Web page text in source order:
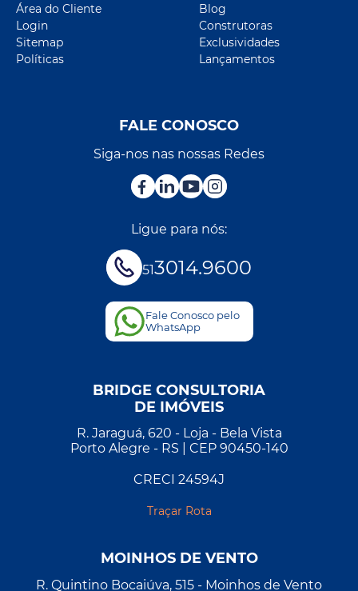
Área do Cliente
Login
Sitemap
Políticas
Blog
Construtoras
Exclusividades
Lançamentos
FALE CONOSCO
Siga-nos nas nossas Redes
Ligue para nós:
513014.9600
Fale Conosco pelo
WhatsApp
BRIDGE CONSULTORIA
DE IMÓVEIS
R. Jaraguá, 620 - Loja - Bela Vista
Porto Alegre - RS | CEP 90450-140
CRECI 24594J
Traçar Rota
MOINHOS DE VENTO
R. Quintino Bocaiúva, 515 - Moinhos de Vento